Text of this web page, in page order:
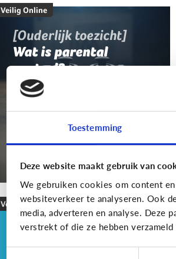
Toestemming
Deze website maakt gebruik van
We gebruiken cookies om content
websiteverkeer te analyseren. Ook
media, adverteren en analyse. Deze
verstrekt of die ze hebben
Veilig Online
[Ouderlijk toezicht]
Wat is parental
control?
Veilig Online
Veilig online: hoe doe
ik dat?